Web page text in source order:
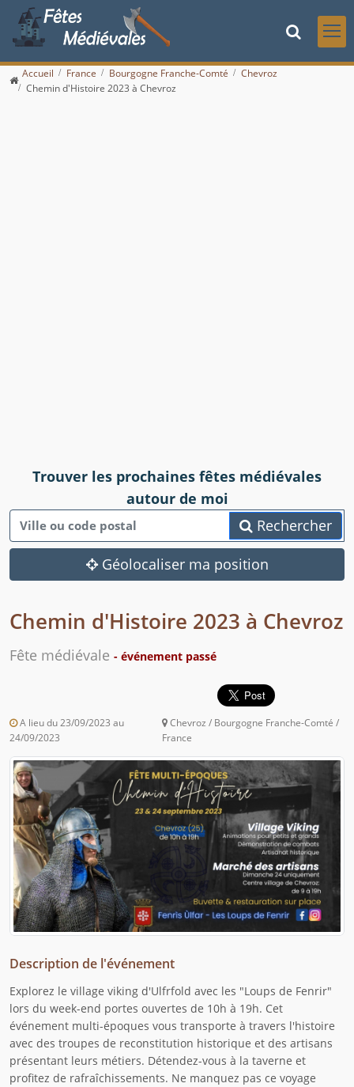
Accueil France Bourgogne Franche-Comté
Chevroz
Chemin d'Histoire 2023 à Chevroz
Trouver les prochaines fêtes médiévales
autour de moi
Rechercher
Géolocaliser ma position
Chemin d'Histoire 2023 à Chevroz
Fête médiévale - événement passé
A lieu du 23/09/2023 au
24/09/2023
Chevroz / Bourgogne Franche-Comté /
France
Description de l'événement
Explorez le village viking d'Ulfrfold avec les "Loups de Fenrir"
lors du week-end portes ouvertes de 10h à 19h. Cet
événement multi-époques vous transporte à travers l'histoire
avec des troupes de reconstitution historique et des artisans
présentant leurs métiers. Détendez-vous à la taverne et
profitez de rafraîchissements. Ne manquez pas ce voyage